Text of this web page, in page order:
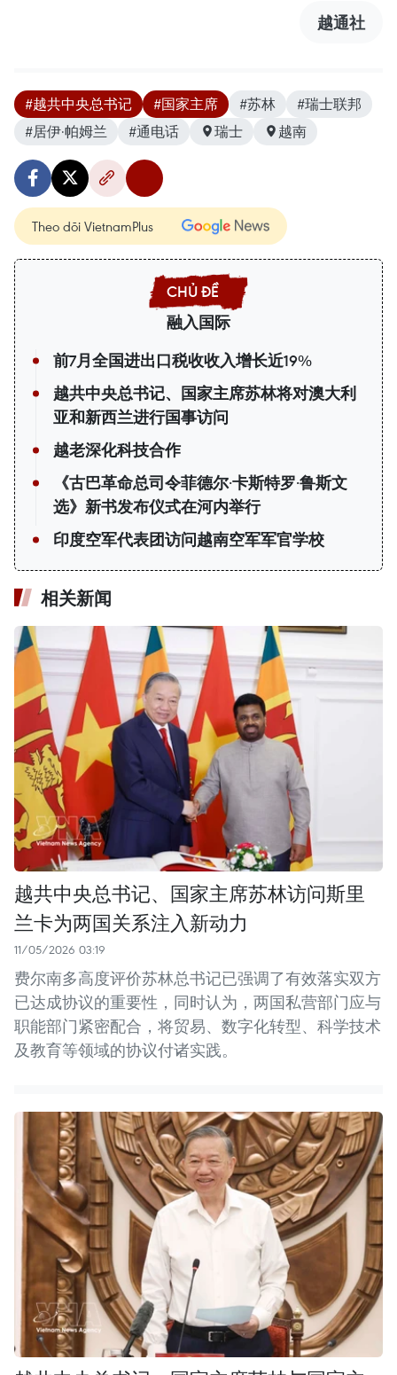
越通社
#越共中央总书记 #国家主席 #苏林
#瑞士联邦
#居伊·帕姆兰
#通电话 瑞士 越南
Theo dõi VietnamPlus
融入国际
前7月全国进出口税收收入增长近19%
越共中央总书记、国家主席苏林将对澳大利
亚和新西兰进行国事访问
越老深化科技合作
《古巴革命总司令菲德尔·卡斯特罗·鲁斯文
选》新书发布仪式在河内举行
印度空军代表团访问越南空军军官学校
相关新闻
越共中央总书记、国家主席苏林访问斯里
兰卡为两国关系注入新动力
11/05/2026 03:19
费尔南多高度评价苏林总书记已强调了有效落实双方
已达成协议的重要性，同时认为，两国私营部门应与
职能部门紧密配合，将贸易、数字化转型、科学技术
及教育等领域的协议付诸实践。